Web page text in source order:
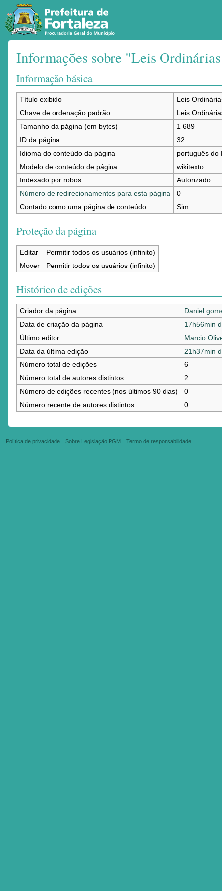
Informações sobre "Leis
Ir para:navegação,pesquisa
Informação básica
Título exibido
Leis
Chave de ordenação padrão
Leis
Tamanho da página (em bytes)
1 689
ID da página
32
Idioma do conteúdo da página
português do
Modelo de conteúdo de página
wikitexto
Indexado por robôs
Autorizado
Número de redirecionamentos para esta página
0
Contado como uma página de conteúdo
Sim
Proteção da página
Editar
Permitir todos os usuários (infinito)
Mover
Permitir todos os usuários (infinito)
Histórico de edições
Criador da página
Data de criação da página
17h56min
Último editor
Data da última edição
21h37min
Número total de edições
6
Número total de autores distintos
2
Número de edições recentes (nos últimos 90 dias)
0
Número recente de autores distintos
0
Política de privacidade Sobre Legislação PGM Termo de responsabilidade